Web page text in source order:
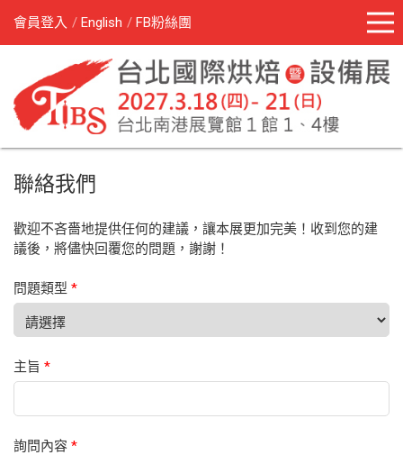
會員登入 English FB粉絲團
聯絡我們
歡迎不吝嗇地提供任何的建議，讓本展更加完美！收到您的建
議後，將儘快回覆您的問題，謝謝！
問題類型 *
主旨 *
詢問內容 *